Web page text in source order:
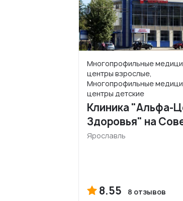
Многопрофильные
центры взрослые,
Многопрофильные
центры детские
Клиника "Альфа-
Здоровья" на
Ярославль
8.55 8 отзывов